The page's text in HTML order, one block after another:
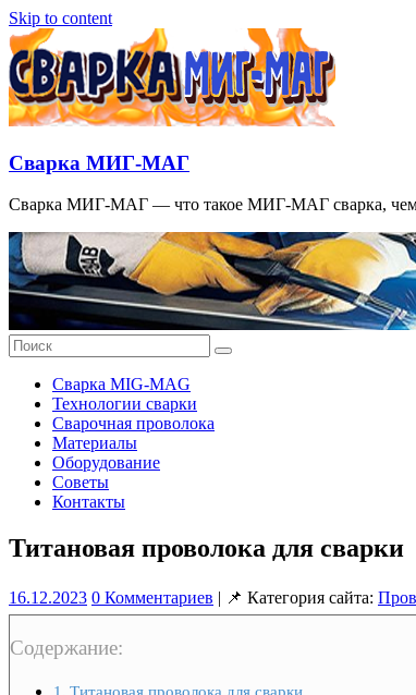
Skip to content
Сварка МИГ-МАГ
Сварка МИГ-МАГ — что такое МИГ-МАГ сварка, чем
Сварка MIG-MAG
Технологии сварки
Сварочная проволока
Материалы
Оборудование
Советы
Контакты
Титановая проволока для сварки
16.12.2023 0 Комментариев | 📌 Категория сайта:
Содержание:
Титановая проволока для сварки